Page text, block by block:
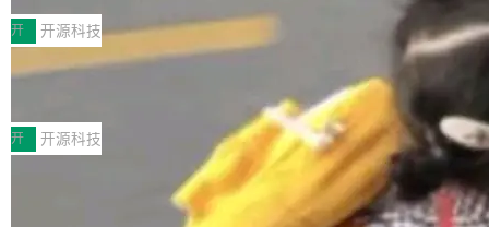
MPComm将作为一种传输引擎接入Mooncake T
ENT，实现零拷贝传输性能提升30%、非零拷贝
传输性能最高提升5倍。UCL-MPComm底层基
于自研UCL-Engine通信引擎，后续腾讯网平将
持续开源更多基于UCL-Engine的高性能通信组
件。 腾讯网平团队在UCL-MPComm中实现了一
个独立于业务线程的全局通信引擎（Engine），
型案例入选名单》，深信服“面向企业研发场景的
开源 AI 编程平台 CoStrict 应用”凭借卓越的技术
创新与落地成效成功入选。 全链路私有化部署，
助力企业AI研发安全落地 当前，越来越多企业已
经开始引入 AI Coding 工具，通过调用公有云模
型或企业内部部署模型提升研发效率。但随着 AI
Coding 从个人辅助工具逐步走向团队级、组织
级应用，企业在规模化落地过程中，对安全性、
开 开源科技
深信服AI算力网关入选工信部人工智能
前不久，工业和信息化部正式发布《2025年人工
智能应用典型案例名单》，集中展示人工智能在
各领域的应用成果，覆盖技术底座、行业赋能、
产品应用、支撑保障、专题等五大方向。深信服
AI算力网关（AI创新平台）成功入选！ 随着各行
开 开源科技
Jeff Dean 离开 Google：一个时代的结
束，一个实验室的开始
Google 员工编号 20。MapReduce 作者之一。